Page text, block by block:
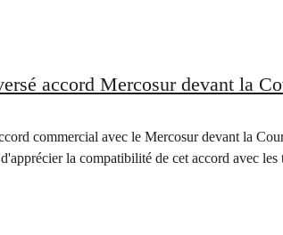
accord Mercosur devant la
commercial avec le Mercosur devant la
la compatibilité de cet accord avec les